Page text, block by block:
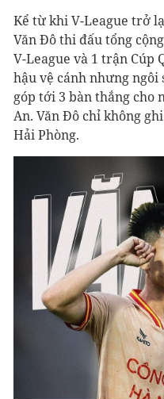
Kể từ khi V-League trở
Văn Đô thi đấu tổng
V-League và 1 trận Cúp
hậu vệ cánh nhưng ngôi
góp tới 3 bàn thắng cho
An. Văn Đô chỉ không
Hải Phòng.